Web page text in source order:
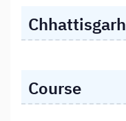
Chhattisgarh
Course